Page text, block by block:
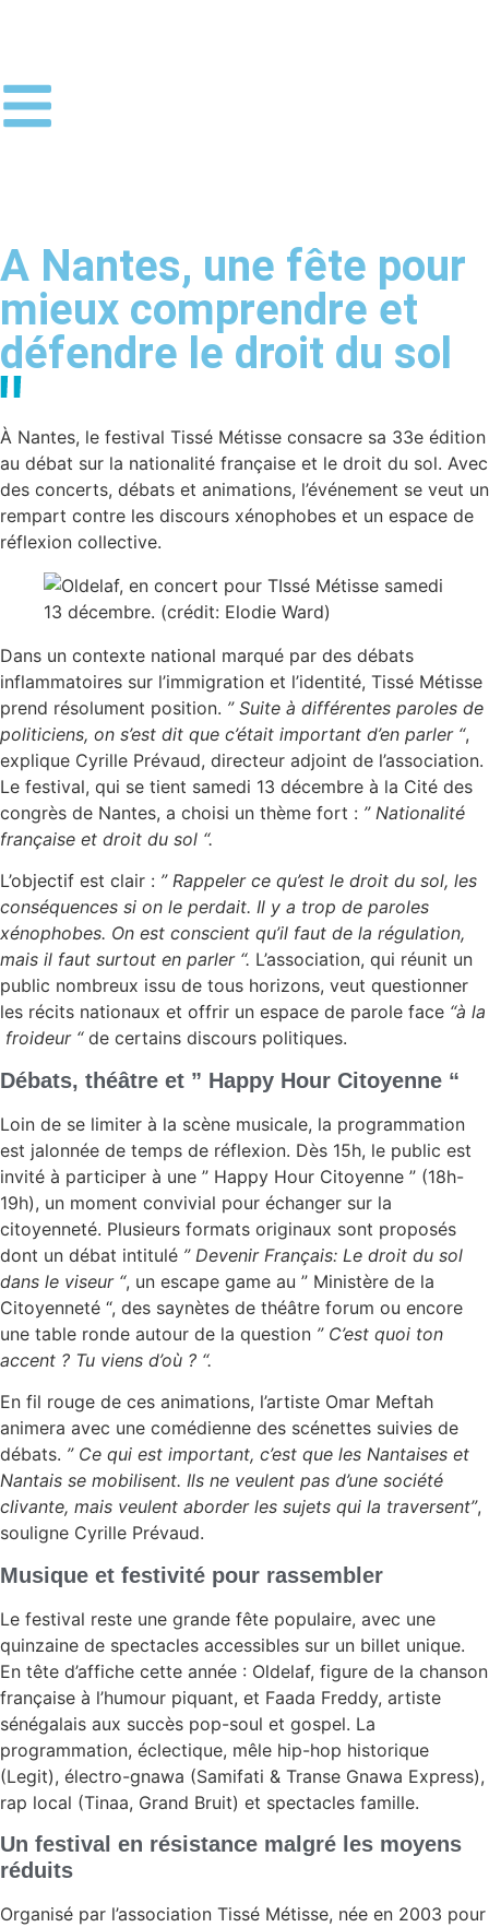
A Nantes, une fête pour
mieux comprendre et
défendre le droit du sol
À Nantes, le festival Tissé Métisse consacre sa 33e édition
au débat sur la nationalité française et le droit du sol. Avec
des concerts, débats et animations, l’événement se veut un
rempart contre les discours xénophobes et un espace de
réflexion collective.
Dans un contexte national marqué par des débats
inflammatoires sur l’immigration et l’identité, Tissé Métisse
prend résolument position. ” Suite à différentes paroles de
politiciens, on s’est dit que c’était important d’en parler “,
explique Cyrille Prévaud, directeur adjoint de l’association.
Le festival, qui se tient samedi 13 décembre à la Cité des
congrès de Nantes, a choisi un thème fort : ” Nationalité
française et droit du sol “.
L’objectif est clair : ” Rappeler ce qu’est le droit du sol, les
conséquences si on le perdait. Il y a trop de paroles
xénophobes. On est conscient qu’il faut de la régulation,
mais il faut surtout en parler “. L’association, qui réunit un
public nombreux issu de tous horizons, veut questionner
les récits nationaux et offrir un espace de parole face “à la
froideur “de certains discours politiques.
Débats, théâtre et ” Happy Hour Citoyenne “
Loin de se limiter à la scène musicale, la programmation
est jalonnée de temps de réflexion. Dès 15h, le public est
invité à participer à une ” Happy Hour Citoyenne ” (18h-
19h), un moment convivial pour échanger sur la
citoyenneté. Plusieurs formats originaux sont proposés
dont un débat intitulé ” Devenir Français: Le droit du sol
dans le viseur “, un escape game au ” Ministère de la
Citoyenneté “, des saynètes de théâtre forum ou encore
une table ronde autour de la question ” C’est quoi ton
accent ? Tu viens d’où ? “.
En fil rouge de ces animations, l’artiste Omar Meftah
animera avec une comédienne des scénettes suivies de
débats. ” Ce qui est important, c’est que les Nantaises et
Nantais se mobilisent. Ils ne veulent pas d’une société
clivante, mais veulent aborder les sujets qui la traversent”,
souligne Cyrille Prévaud.
Musique et festivité pour rassembler
Le festival reste une grande fête populaire, avec une
quinzaine de spectacles accessibles sur un billet unique.
En tête d’affiche cette année : Oldelaf, figure de la chanson
française à l’humour piquant, et Faada Freddy, artiste
sénégalais aux succès pop-soul et gospel. La
programmation, éclectique, mêle hip-hop historique
(Legit), électro-gnawa (Samifati & Transe Gnawa Express),
rap local (Tinaa, Grand Bruit) et spectacles famille.
Un festival en résistance malgré les moyens
réduits
Organisé par l’association Tissé Métisse, née en 2003 pour